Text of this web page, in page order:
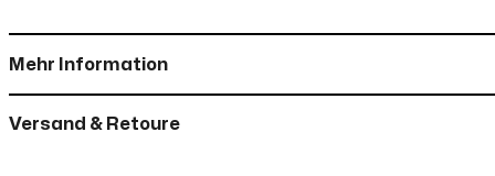
Mehr Information
Versand & Retoure